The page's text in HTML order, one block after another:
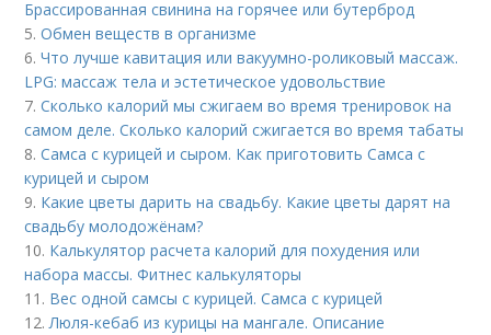
Брассированная свинина на горячее или бутерброд
5.Обмен веществ в организме
6.Что лучше кавитация или вакуумно-роликовый массаж.
LPG: массаж тела и эстетическое удовольствие
7.Сколько калорий мы сжигаем во время тренировок на
самом деле. Сколько калорий сжигается во время табаты
8.Самса с курицей и сыром. Как приготовить Самса с
курицей и сыром
9. Какие цветы дарить на свадьбу. Какие цветы дарят на
свадьбу молодожёнам?
10. Калькулятор расчета калорий для похудения или
набора массы. Фитнес калькуляторы
11. Вес одной самсы с курицей. Самса с курицей
12.Люля-кебаб из курицы на мангале. Описание